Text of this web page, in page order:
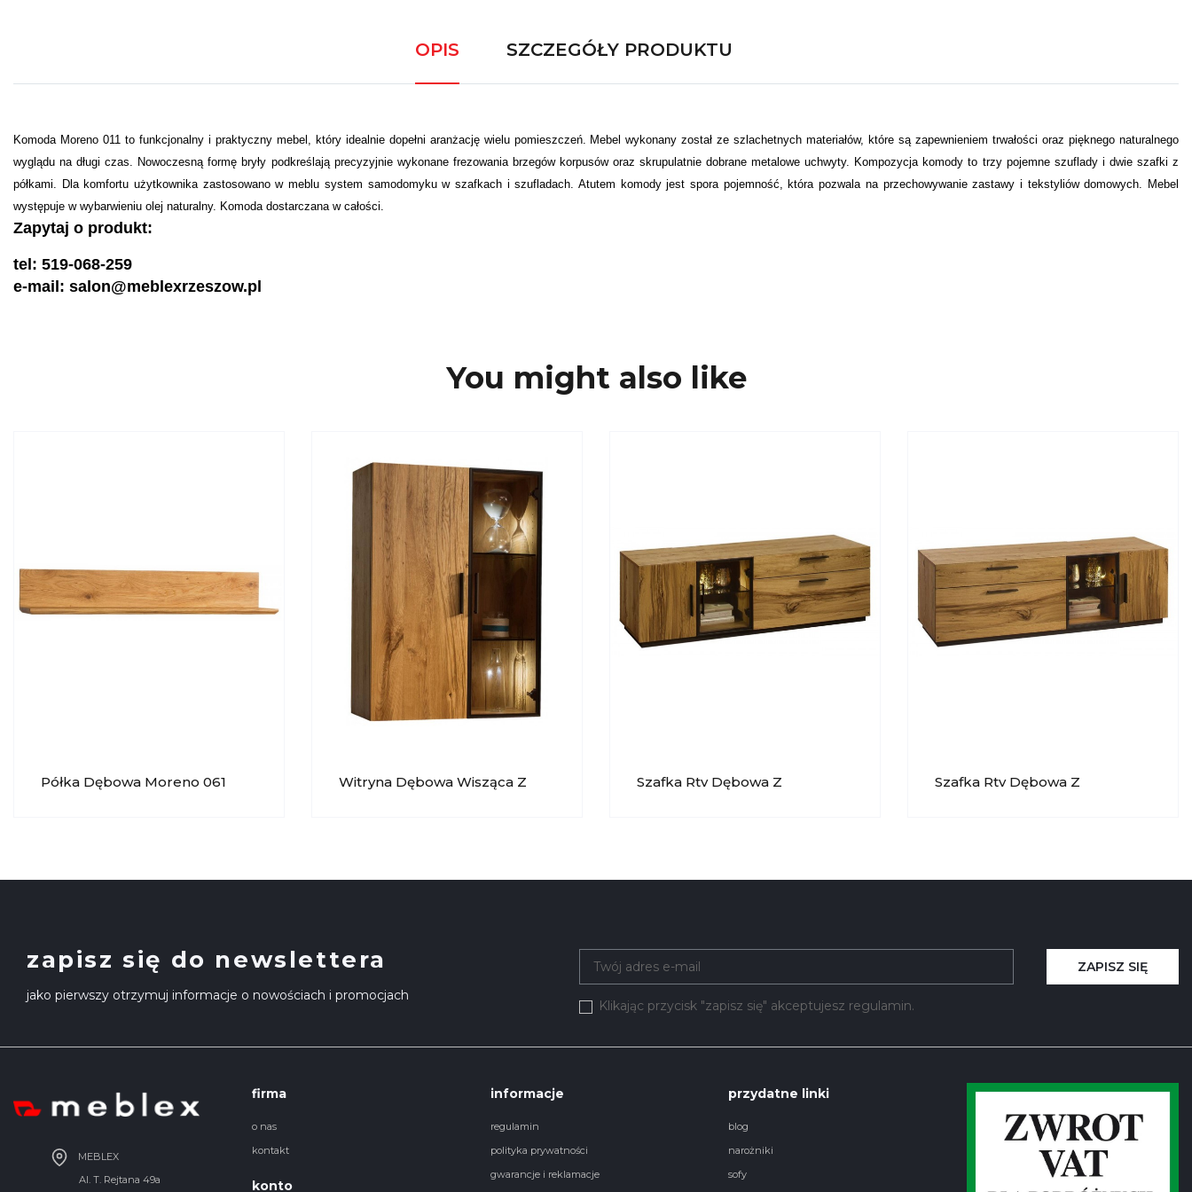
OPIS SZCZEGÓŁY PRODUKTU
Komoda Moreno 011 to funkcjonalny i praktyczny mebel, który idealnie dopełni aranżację wielu pomieszczeń. Mebel wykonany został ze szlachetnych materiałów, które są zapewnieniem trwałości oraz pięknego naturalnego
wyglądu na długi czas. Nowoczesną formę bryły podkreślają precyzyjnie wykonane frezowania brzegów korpusów oraz skrupulatnie dobrane metalowe uchwyty. Kompozycja komody to trzy pojemne szuflady i dwie szafki z
półkami. Dla komfortu użytkownika zastosowano w meblu system samodomyku w szafkach i szufladach. Atutem komody jest spora pojemność, która pozwala na przechowywanie zastawy i tekstyliów domowych. Mebel
występuje w wybarwieniu olej naturalny. Komoda dostarczana w całości.
Zapytaj o produkt:
tel: 519-068-259
e-mail: salon@meblexrzeszow.pl
You might also like
Półka Dębowa Moreno 061
Witryna Dębowa Wisząca Z
Szafka Rtv Dębowa Z
Szafka Rtv Dębowa Z
zapisz się do newslettera
jako pierwszy otrzymuj informacje o nowościach i promocjach
Klikając przycisk "zapisz się" akceptujesz regulamin.
ZAPISZ SIĘ
MEBLEX
Al. T. Rejtana 49a
firma
o nas
kontakt
konto
informacje
regulamin
polityka prywatności
gwarancje i reklamacje
przydatne linki
blog
narożniki
sofy